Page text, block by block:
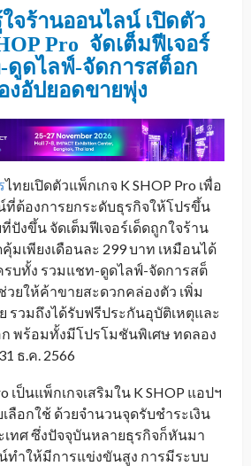
จร้านออนไลน์ เปิดตัว
Pro จัดเต็มฟีเจอร์
ดูดไลฟ์-จัดการสต็อก
งอัปยอดขายพุ่ง
ไทยเปิดตัวแพ็กเกจ K SHOP Pro เพื่อ
ที่ต้องการยกระดับธุรกิจให้โปรขึ้น
ปังขึ้น จัดเต็มฟีเจอร์เด็ดถูกใจร้าน
มเพียงเดือนละ 299 บาท เหมือนได้
บทั้ง รวมแชท-ดูดไลฟ์-จัดการสต็
วยให้ค้าขายสะดวกคล่องตัว เพิ่ม
รวมถึงได้รับฟรีประกันอุบัติเหตุและ
ก พร้อมทั้งมีโปรโมชันพิเศษ ทดลอง
ธ.ค. 2566
เป็นแพ็กเกจเสริมใน K SHOP แอปฯ
ลือกใช้ ด้วยจำนวนจุดรับชำระเงิน
เทศ ซึ่งปัจจุบันหลายธุรกิจก็หันมา
ทำให้มีการแข่งขันสูง การมีระบบ